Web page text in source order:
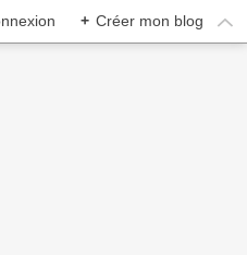
+ Créer mon blog